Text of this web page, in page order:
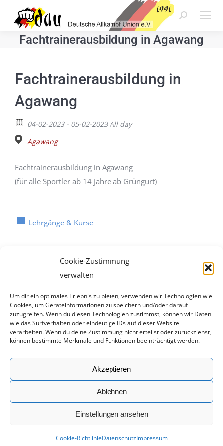
Cookie-Zustimmung
verwalten
Um dir ein optimales Erlebnis zu bieten, verwenden wir Technologien wie
Cookies, um Geräteinformationen zu speichern und/oder darauf
zuzugreifen. Wenn du diesen Technologien zustimmst, können wir Daten
wie das Surfverhalten oder eindeutige IDs auf dieser Website
verarbeiten. Wenn du deine Zustimmung nicht erteilst oder zurückziehst,
können bestimmte Merkmale und Funktionen beeinträchtigt werden.
Akzeptieren
Ablehnen
Einstellungen ansehen
Cookie-RichtlinieDatenschutzImpressum
Search:
Fachtrainerausbildung in Agawang
Fachtrainerausbildung in
Agawang
04-02-2023 - 05-02-2023 All day
Agawang
Fachtrainerausbildung in Agawang
(für alle Sportler ab 14 Jahre ab Grüngurt)
Lehrgänge & Kurse
Rechtliches
Impressum